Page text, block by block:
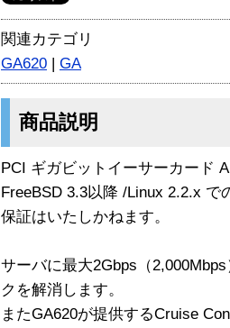
関連カテゴリ
GA620 | GA
商品説明
PCI ギガビットイーサーカード
FreeBSD 3.3以降 /Linux 2.2.x
保証はいたしかねます。
サーバに最大2Gbps（
クを解消します。
またGA620が提供するCruise